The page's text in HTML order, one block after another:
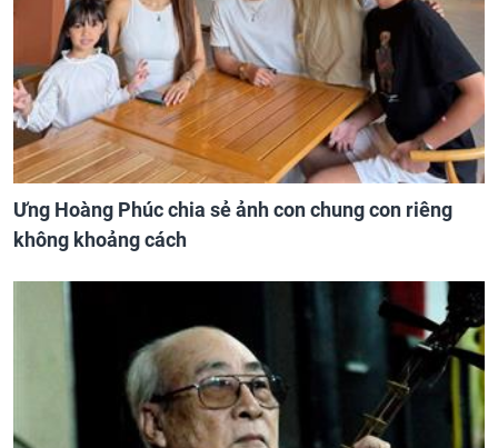
Ưng Hoàng Phúc chia sẻ ảnh con chung con riêng
không khoảng cách